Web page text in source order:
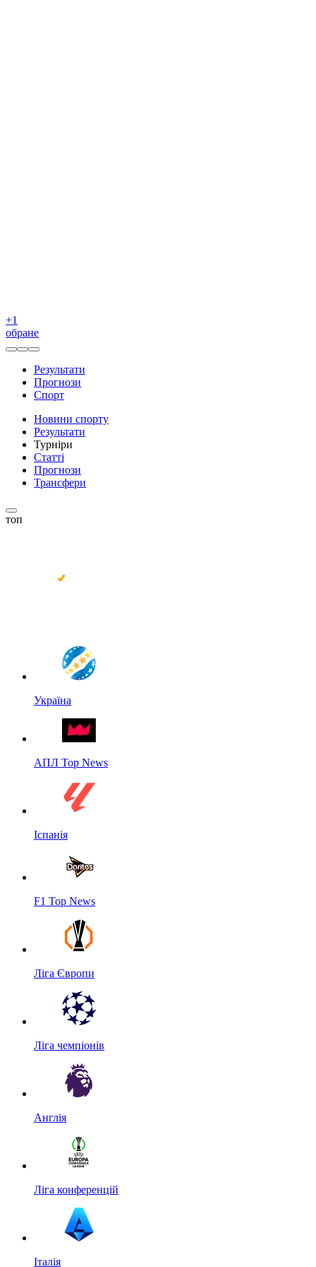
+1
обране
Результати
Прогнози
Спорт
Новини спорту
Результати
Турніри
Статті
Прогнози
Трансфери
топ
Україна
АПЛ Top News
Іспанія
F1 Top News
Ліга Європи
Ліга чемпіонів
Англія
Ліга конференцій
Італія